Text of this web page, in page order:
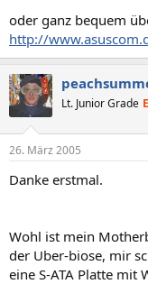
oder ganz bequem
http://
Lt. Junior Grade
26. März 2005
Danke erstmal.
Wohl ist mein
der Uber-biose, mir
eine S-ATA Platte mit